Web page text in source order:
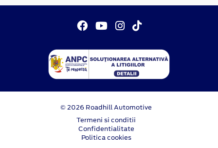
© 2026 Roadhill Automotive
Termeni si conditii
Confidentialitate
Politica cookies